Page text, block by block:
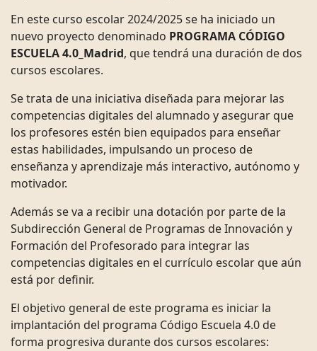
En este curso escolar 2024/2025 se ha iniciado un
nuevo proyecto denominado PROGRAMA CÓDIGO
ESCUELA 4.0_Madrid, que tendrá una duración de dos
cursos escolares.
Se trata de una iniciativa diseñada para mejorar las
competencias digitales del alumnado y asegurar que
los profesores estén bien equipados para enseñar
estas habilidades, impulsando un proceso de
enseñanza y aprendizaje más interactivo, autónomo y
motivador.
Además se va a recibir una dotación por parte de la
Subdirección General de Programas de Innovación y
Formación del Profesorado para integrar las
competencias digitales en el currículo escolar que aún
está por definir.
El objetivo general de este programa es iniciar la
implantación del programa Código Escuela 4.0 de
forma progresiva durante dos cursos escolares: